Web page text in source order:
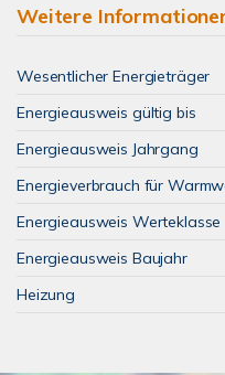
Weitere
Wesentlicher Energieträger
Energieausweis gültig bis
Energieausweis Jahrgang
Energieverbrauch für
Energieausweis Werteklasse
Energieausweis Baujahr
Heizung